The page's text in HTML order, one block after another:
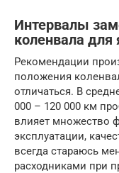
Интервалы
коленвала для
Рекомендации
положения
отличаться. В
000 – 120 000 км
влияет множество
эксплуатации,
всегда стараюсь
расходниками при